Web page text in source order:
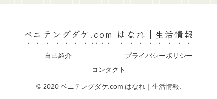
ベニテングダケ.com はなれ｜生活情報
自己紹介
プライバシーポリシー
コンタクト
© 2020 ベニテングダケ.com はなれ｜生活情報.